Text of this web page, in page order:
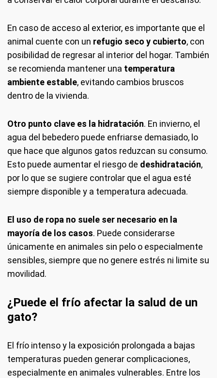
En caso de acceso al exterior, es importante que el
animal cuente con un refugio seco y cubierto, con
posibilidad de regresar al interior del hogar. También
se recomienda mantener una temperatura
ambiente estable, evitando cambios bruscos
dentro de la vivienda.
Otro punto clave es la hidratación. En invierno, el
agua del bebedero puede enfriarse demasiado, lo
que hace que algunos gatos reduzcan su consumo.
Esto puede aumentar el riesgo de deshidratación,
por lo que se sugiere controlar que el agua esté
siempre disponible y a temperatura adecuada.
El uso de ropa no suele ser necesario en la
mayoría de los casos. Puede considerarse
únicamente en animales sin pelo o especialmente
sensibles, siempre que no genere estrés ni limite su
movilidad.
¿Puede el frío afectar la salud de un
gato?
El frío intenso y la exposición prolongada a bajas
temperaturas pueden generar complicaciones,
especialmente en animales vulnerables. Entre los